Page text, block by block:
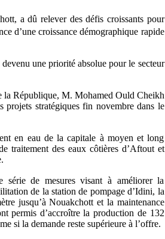
a dû relever des défis croissants pour
d’une croissance démographique rapide
une priorité absolue pour le secteur
la République, M. Mohamed Ould Cheikh
projets stratégiques fin novembre dans le
en eau de la capitale à moyen et long
traitement des eaux côtières d’Aftout et
de mesures visant à améliorer la
de la station de pompage d’Idini, la
jusqu’à Nouakchott et la maintenance
permis d’accroître la production de 132
si la demande reste supérieure à l’offre.